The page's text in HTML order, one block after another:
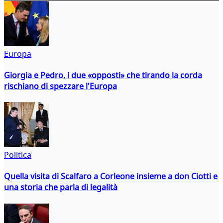
Europa
Giorgia e Pedro, i due «opposti» che tirando la corda
rischiano di spezzare l'Europa
Politica
Quella visita di Scalfaro a Corleone insieme a don Ciotti e
una storia che parla di legalità